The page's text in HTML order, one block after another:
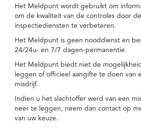
Het Meldpunt wordt gebruikt om
om de kwaliteit van de controles door
inspectiediensten te verbeteren.
Het Meldpunt is geen nooddienst en
24/24u- en 7/7 dagen-permanentie.
Het Meldpunt biedt niet de
leggen of officieel aangifte te doen van
misdrijf.
Indien u het slachtoffer werd van een
neer te leggen, neem dan contact op
van uw keuze.